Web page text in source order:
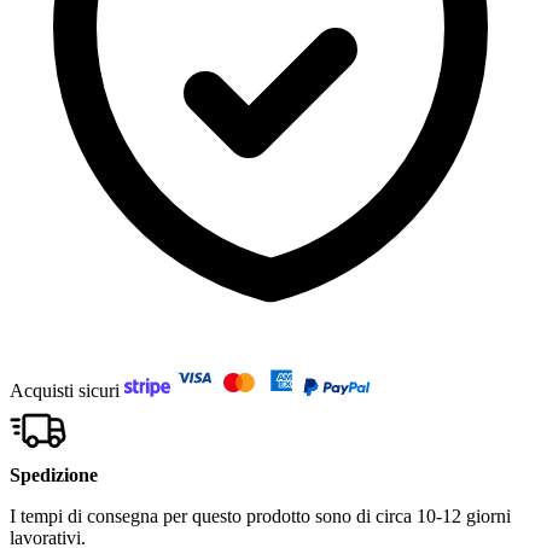
Acquisti sicuri
Spedizione
I tempi di consegna per questo prodotto sono di circa 10-12 giorni
lavorativi.